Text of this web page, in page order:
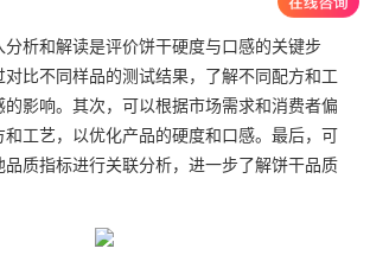
析和解读是评价饼干硬度与口感的关键步
比不同样品的测试结果，了解不同配方和工
影响。其次，可以根据市场需求和消费者偏
工艺，以优化产品的硬度和口感。最后，可
质指标进行关联分析，进一步了解饼干品质